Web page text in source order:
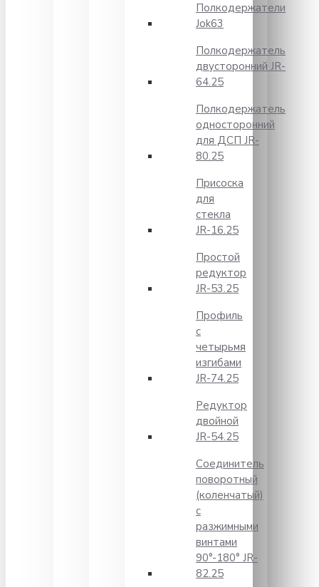
Полкодержатели
Jok63
Полкодержатель
двусторонний JR-
64.25
Полкодержатель
односторонний
для ДСП JR-
80.25
Присоска
для
стекла
JR-16.25
Простой
редуктор
JR-53.25
Профиль
с
четырьмя
изгибами
JR-74.25
Редуктор
двойной
JR-54.25
Соединитель
поворотный
(коленчатый)
с
разжимными
винтами
90°-180° JR-
82.25